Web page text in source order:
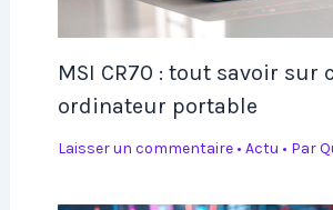
MSI CR70 : tout savoir sur
ordinateur portable
Laisser un commentaire • Actu • Par